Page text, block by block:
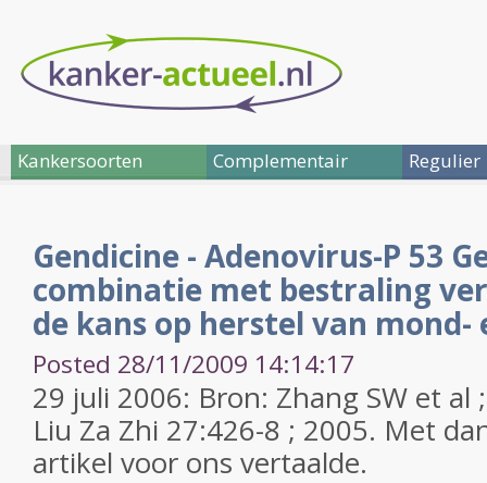
Kankersoorten Complementair Regulier
Gendicine - Adenovirus-P 53
combinatie met bestraling
de kans op herstel van
Posted 28/11/2009 14:14:17
29 juli 2006: Bron: Zhang SW et
Liu Za Zhi 27:426-8 ; 2005. Met
artikel voor ons vertaalde.